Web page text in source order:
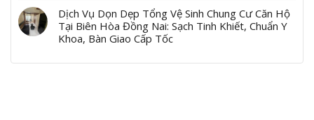
Dịch Vụ Dọn Dẹp Tổng Vệ Sinh Chung Cư Căn Hộ
Tại Biên Hòa Đồng Nai: Sạch Tinh Khiết, Chuẩn Y
Khoa, Bàn Giao Cấp Tốc